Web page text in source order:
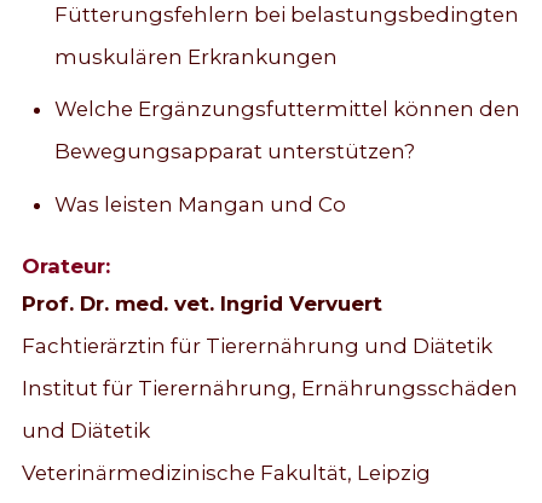
Fütterungsfehlern bei belastungsbedingten
muskulären Erkrankungen
Welche Ergänzungsfuttermittel können den
Bewegungsapparat unterstützen?
Was leisten Mangan und Co
Orateur:
Prof. Dr. med. vet. Ingrid Vervuert
Fachtierärztin für Tierernährung und Diätetik
Institut für Tierernährung, Ernährungsschäden
und Diätetik
Veterinärmedizinische Fakultät, Leipzig